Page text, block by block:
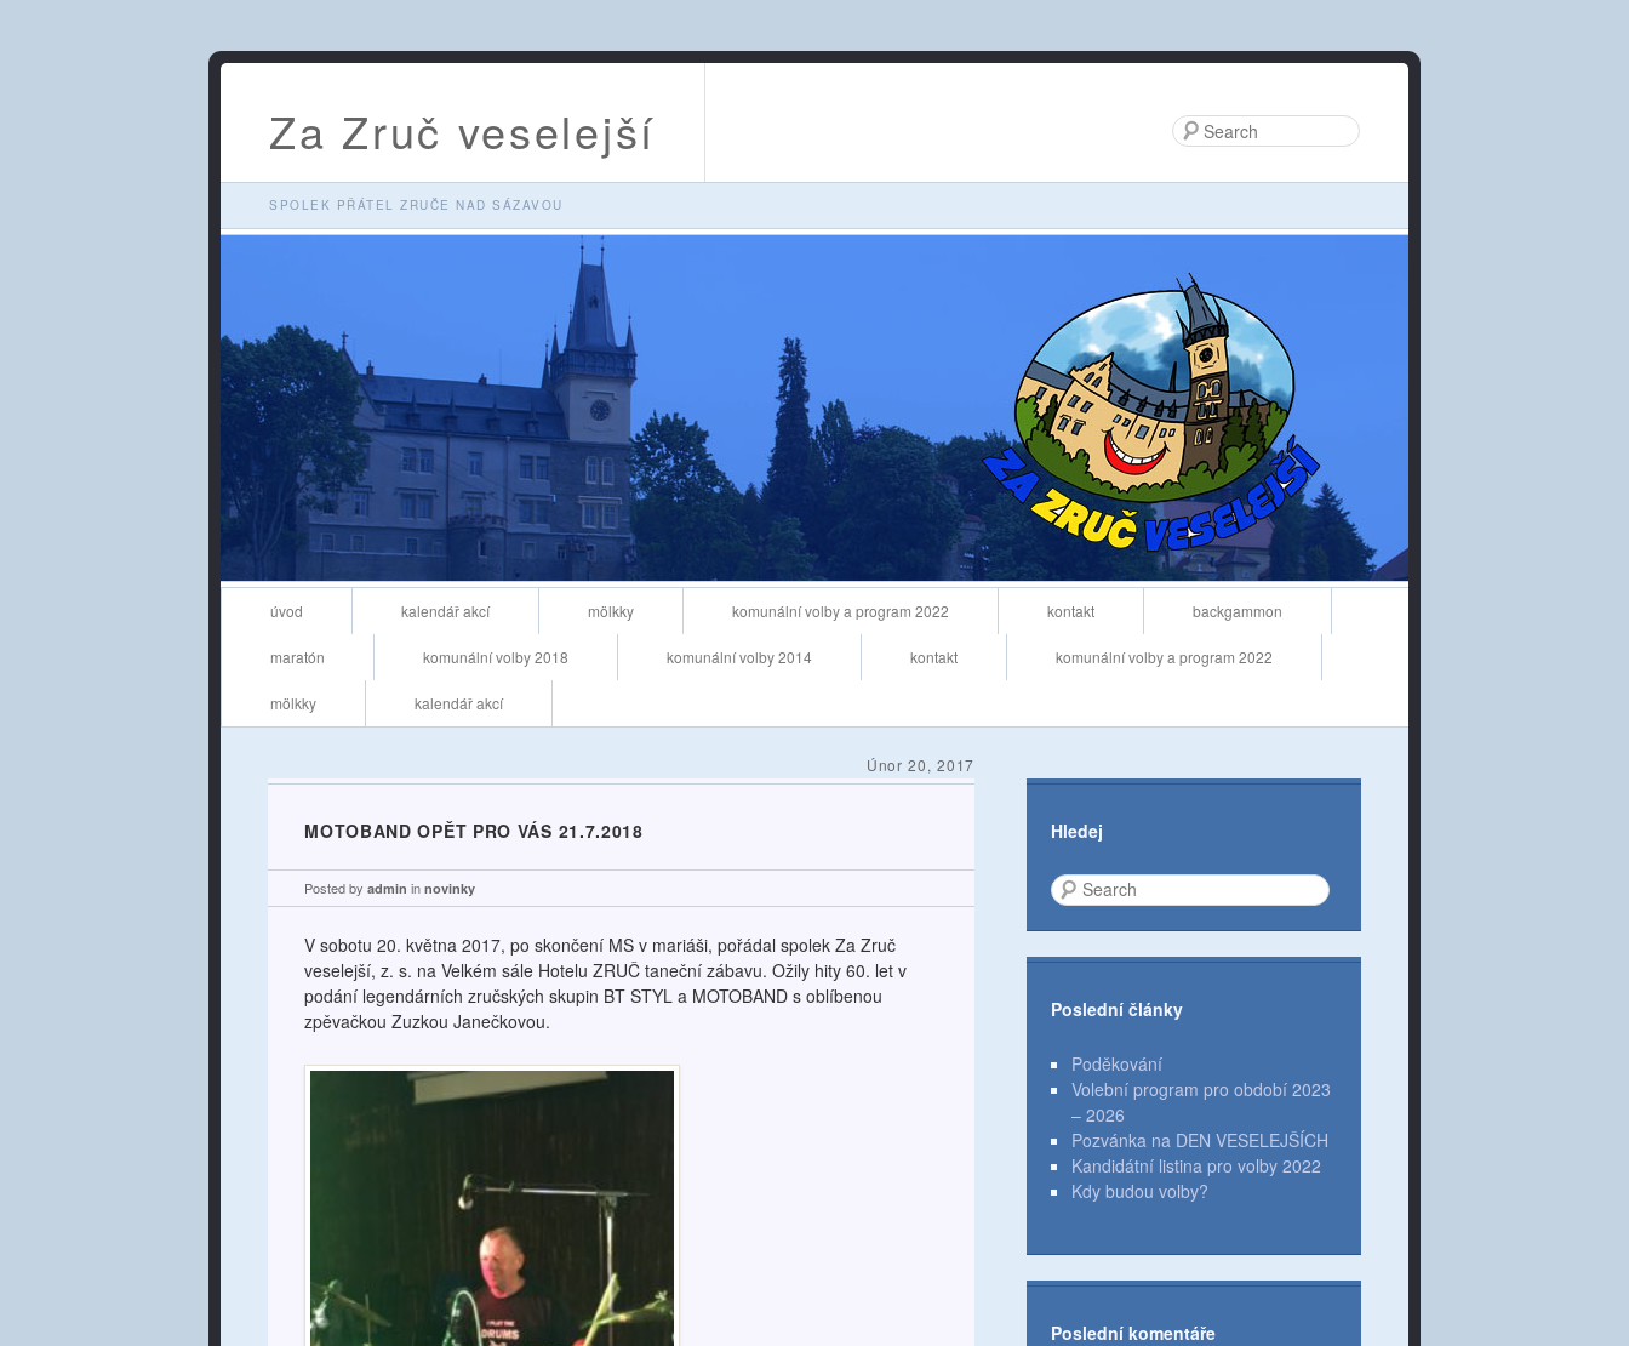
Za Zruč veselejší
SPOLEK PŘÁTEL ZRUČE NAD SÁZAVOU
Skip to content
úvod kalendář akcí mölkky komunální volby a program 2022 kontakt backgammon
maratón komunální volby 2018 komunální volby 2014 kontakt komunální volby a program 2022
mölkky kalendář akcí
MOTOBAND OPĚT PRO VÁS 21.7.2018
Posted byadmin innovinky
Únor 20, 2017
V sobotu 20. května 2017, po skončení MS v mariáši, pořádal spolek Za Zruč
veselejší, z. s. na Velkém sále Hotelu ZRUČ taneční zábavu. Ožily hity 60. let v
podání legendárních zručských skupin BT STYL a MOTOBAND s oblíbenou
zpěvačkou Zuzkou Janečkovou.
Hledej
Poslední články
Poděkování
Volební program pro období 2023
– 2026
Pozvánka na DEN VESELEJŠÍCH
Kandidátní listina pro volby 2022
Kdy budou volby?
Poslední komentáře